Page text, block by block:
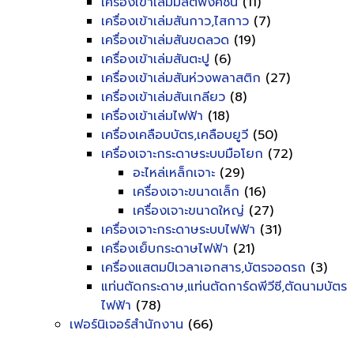
เครื่องเข้าเล่มสันกาว,ไสกาว (7)
เครื่องเข้าเล่มสันขดลวด (19)
เครื่องเข้าเล่มสันตะปู (6)
เครื่องเข้าเล่มสันห่วงพลาสติก (27)
เครื่องเข้าเล่มสันเกลียว (8)
เครื่องเข้าเล่มไฟฟ้า (18)
เครื่องเคลือบบัตร,เคลือบยูวี (50)
เครื่องเจาะกระดาษระบบมือโยก (72)
อะไหล่เหล็กเจาะ (29)
เครื่องเจาะขนาดเล็ก (16)
เครื่องเจาะขนาดใหญ่ (27)
เครื่องเจาะกระดาษระบบไฟฟ้า (31)
เครื่องเย็บกระดาษไฟฟ้า (21)
เครื่องแสตมป์เวลาเอกสาร,บัตรจอดรถ (3)
แท่นตัดกระดาษ,แท่นตัดการ์ดพีวีซี,ตัดนามบัตร
ไฟฟ้า (78)
เฟอร์นิเจอร์สำนักงาน (66)